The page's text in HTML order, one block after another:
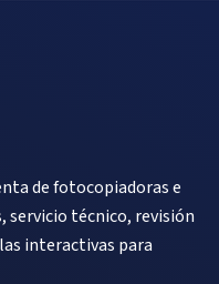
de fotocopiadoras e
servicio técnico, revisión
interactivas para